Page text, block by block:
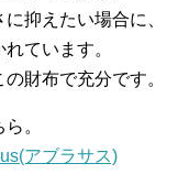
抑えたい場合に、
ています。
財布で充分です。
。
アブラサス)